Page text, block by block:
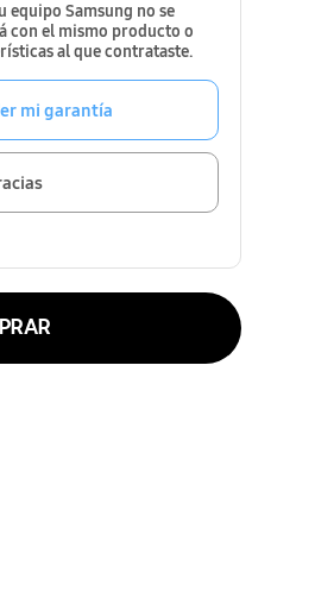
equipo Samsung no se
con el mismo producto o
al que contrataste.
mi garantía